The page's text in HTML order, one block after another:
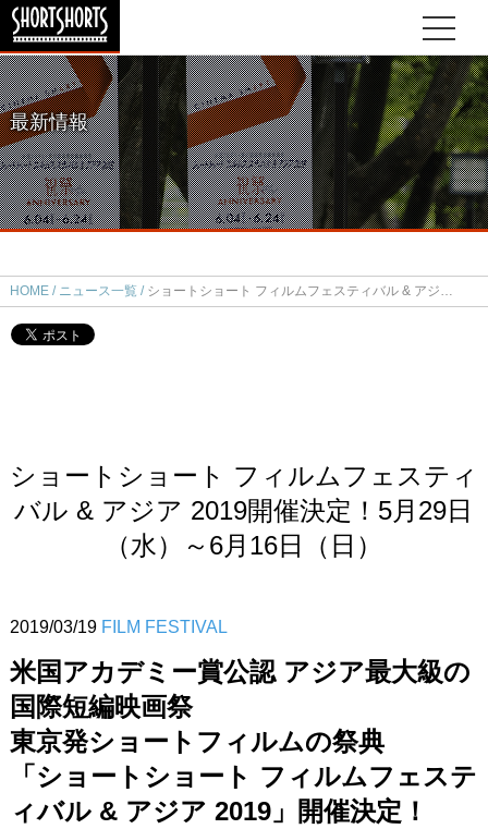
最新情報
HOME ニュース一覧 ショートショート フィルムフェスティバル & アジア 2019開催決定！5月29日（水）～6月16日（日）
ショートショート フィルムフェスティ
バル & アジア 2019開催決定！5月29日
（水）～6月16日（日）
2019/03/19 FILM FESTIVAL
米国アカデミー賞公認 アジア最大級の
国際短編映画祭
東京発ショートフィルムの祭典
「ショートショート フィルムフェステ
ィバル & アジア 2019」開催決定！